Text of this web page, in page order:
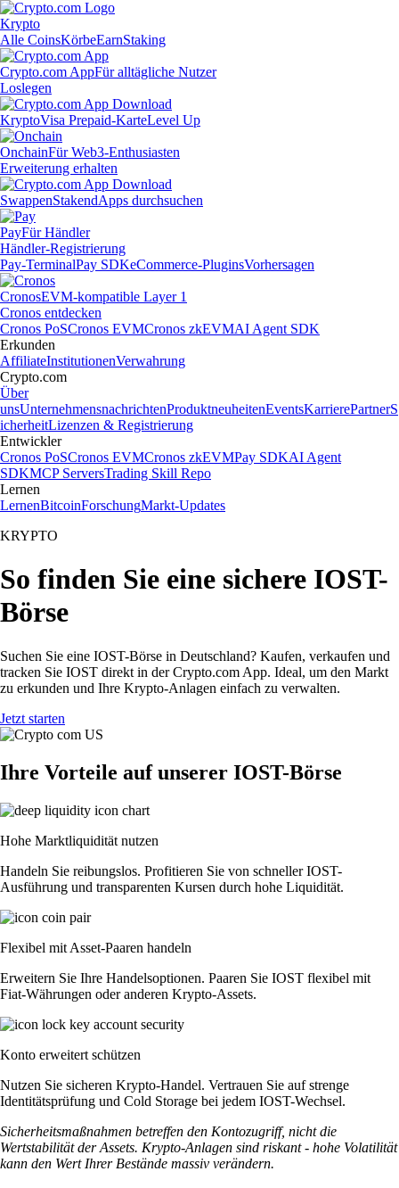
Krypto
Alle CoinsKörbeEarnStaking
Crypto.com AppFür alltägliche Nutzer
Loslegen
KryptoVisa Prepaid-KarteLevel Up
OnchainFür Web3-Enthusiasten
Erweiterung erhalten
SwappenStakendApps durchsuchen
PayFür Händler
Händler-Registrierung
Pay-TerminalPay SDKeCommerce-PluginsVorhersagen
CronosEVM-kompatible Layer 1
Cronos entdecken
Cronos PoSCronos EVMCronos zkEVMAI Agent SDK
Erkunden
AffiliateInstitutionenVerwahrung
Crypto.com
Über
unsUnternehmensnachrichtenProduktneuheitenEventsKarrierePartnerS
icherheitLizenzen & Registrierung
Entwickler
Cronos PoSCronos EVMCronos zkEVMPay SDKAI Agent
SDKMCP ServersTrading Skill Repo
Lernen
LernenBitcoinForschungMarkt-Updates
KRYPTO
So finden Sie eine sichere IOST-
Börse
Suchen Sie eine IOST-Börse in Deutschland? Kaufen, verkaufen und
tracken Sie IOST direkt in der Crypto.com App. Ideal, um den Markt
zu erkunden und Ihre Krypto-Anlagen einfach zu verwalten.
Jetzt starten
Ihre Vorteile auf unserer IOST-Börse
Hohe Marktliquidität nutzen
Handeln Sie reibungslos. Profitieren Sie von schneller IOST-
Ausführung und transparenten Kursen durch hohe Liquidität.
Flexibel mit Asset-Paaren handeln
Erweitern Sie Ihre Handelsoptionen. Paaren Sie IOST flexibel mit
Fiat-Währungen oder anderen Krypto-Assets.
Konto erweitert schützen
Nutzen Sie sicheren Krypto-Handel. Vertrauen Sie auf strenge
Identitätsprüfung und Cold Storage bei jedem IOST-Wechsel.
Sicherheitsmaßnahmen betreffen den Kontozugriff, nicht die
Wertstabilität der Assets. Krypto-Anlagen sind riskant - hohe Volatilität
kann den Wert Ihrer Bestände massiv verändern.